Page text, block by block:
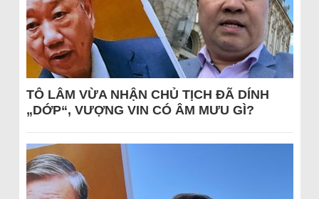
TÔ LÂM VỪA NHẬN CHỦ TỊCH ĐÃ DÍNH
„DỚP“, VƯỢNG VIN CÓ ÂM MƯU GÌ?